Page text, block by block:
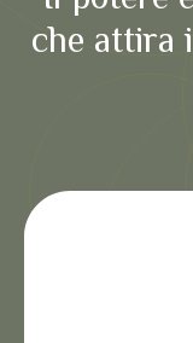
che attira